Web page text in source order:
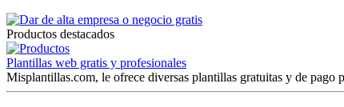
Productos destacados
Plantillas web gratis y profesionales
Misplantillas.com, le ofrece diversas plantillas gratuitas y de pago